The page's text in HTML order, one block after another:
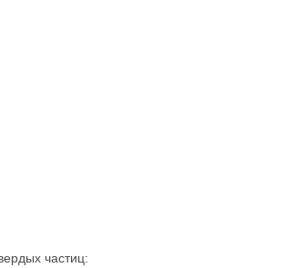
частиц: